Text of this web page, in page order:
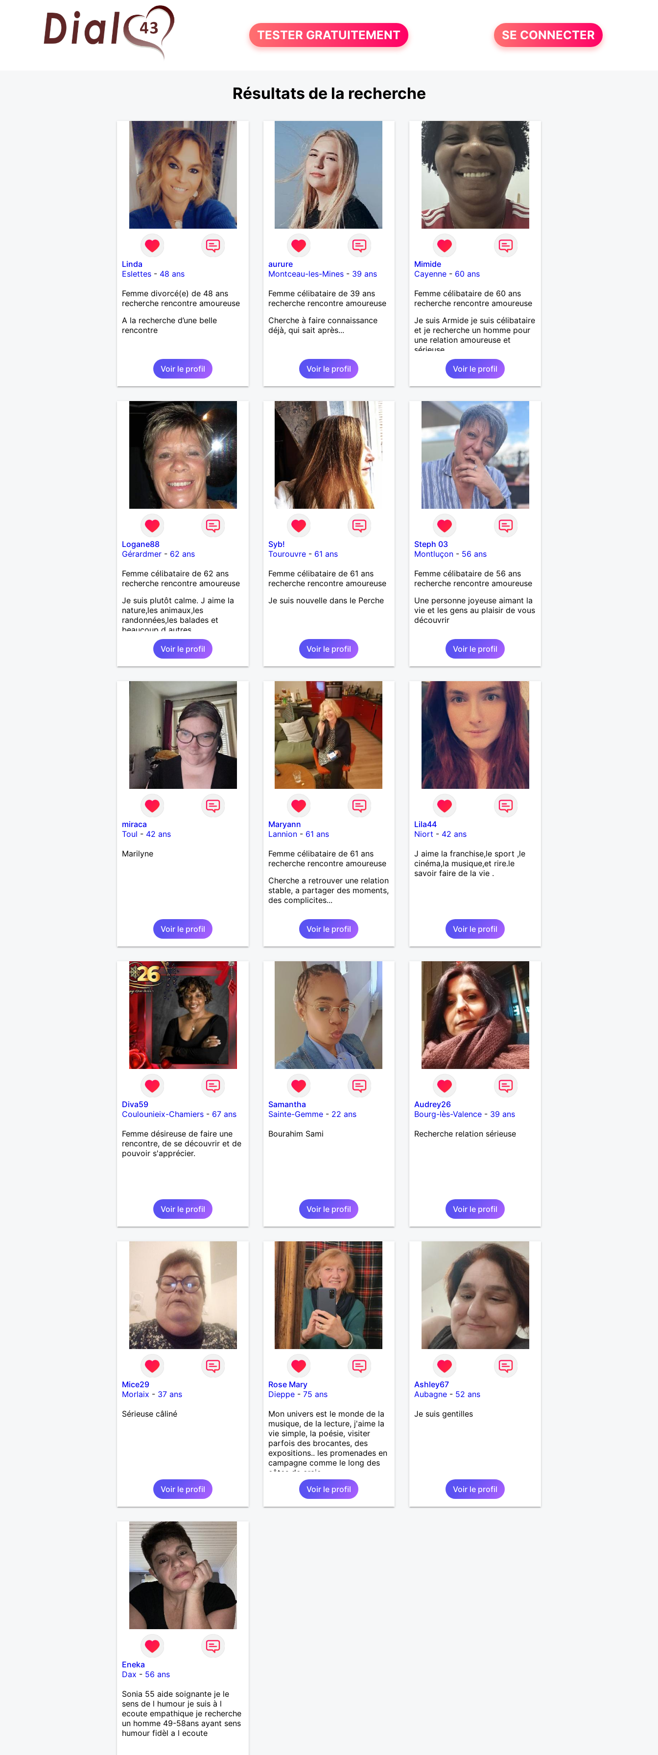
TESTER GRATUITEMENT SE CONNECTER
Résultats de la recherche
Linda
Eslettes- 48 ans
Femme divorcé(e) de 48 ans
recherche rencontre amoureuse
A la recherche d’une belle
rencontre
Voir le profil
aurure
Montceau-les-Mines- 39 ans
Femme célibataire de 39 ans
recherche rencontre amoureuse
Cherche à faire connaissance
déjà, qui sait après...
Voir le profil
Mimide
Cayenne - 60 ans
Femme célibataire de 60 ans
recherche rencontre amoureuse
Je suis Armide je suis célibataire
et je recherche un homme pour
une relation amoureuse et
sérieuse
Voir le profil
Logane88
Gérardmer- 62 ans
Femme célibataire de 62 ans
recherche rencontre amoureuse
Je suis plutôt calme. J aime la
nature,les animaux,les
randonnées,les balades et
beaucoup d autres
choses...entre autre j aime la
Voir le profil
Syb!
Tourouvre- 61 ans
Femme célibataire de 61 ans
recherche rencontre amoureuse
Je suis nouvelle dans le Perche
Voir le profil
Steph 03
Montluçon - 56 ans
Femme célibataire de 56 ans
recherche rencontre amoureuse
Une personne joyeuse aimant la
vie et les gens au plaisir de vous
découvrir
Voir le profil
miraca
Toul - 42 ans
Marilyne
Voir le profil
Maryann
Lannion- 61 ans
Femme célibataire de 61 ans
recherche rencontre amoureuse
Cherche a retrouver une relation
stable, a partager des moments,
des complicites...
Voir le profil
Lila44
Niort - 42 ans
J aime la franchise,le sport ,le
cinéma,la musique,et rire.le
savoir faire de la vie .
Voir le profil
Diva59
Coulounieix-Chamiers- 67 ans
Femme désireuse de faire une
rencontre, de se découvrir et de
pouvoir s'apprécier.
Voir le profil
Samantha
Sainte-Gemme- 22 ans
Bourahim Sami
Voir le profil
Audrey26
Bourg-lès-Valence - 39 ans
Recherche relation sérieuse
Voir le profil
Mice29
Morlaix - 37 ans
Sérieuse câliné
Voir le profil
Rose Mary
Dieppe- 75 ans
Mon univers est le monde de la
musique, de la lecture, j'aime la
vie simple, la poésie, visiter
parfois des brocantes, des
expositions.. les promenades en
campagne comme le long des
côtes de craie..
Voir le profil
Ashley67
Aubagne - 52 ans
Je suis gentilles
Voir le profil
Eneka
Dax - 56 ans
Sonia 55 aide soignante je le
sens de l humour je suis à l
ecoute empathique je recherche
un homme 49-58ans ayant sens
humour fidèl a l ecoute